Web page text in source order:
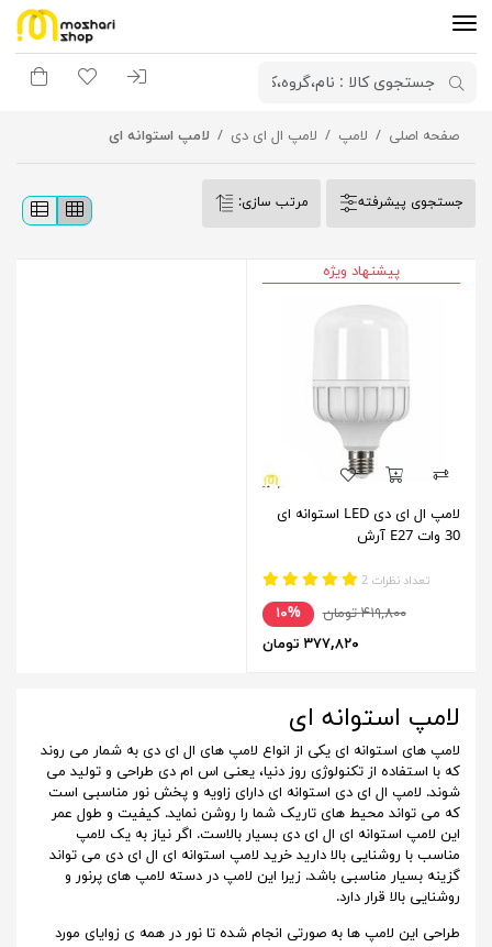
ورود به سیستم
لیست موردسبد
صفحه اصلی لامپ لامپ ال ای دی لامپ استوانه ای
جستجوی پیشرفته مرتب سازی:
پیشنهاد ویژه
لامپ ال ای دی LED استوانه ای
30 وات E27 آرش
تعداد نظرات 2
۴۱۹,۸۰۰ تومان
۱۰%
۳۷۷,۸۲۰ تومان
لامپ استوانه ای
لامپ های استوانه ای یکی از انواع لامپ های ال ای دی به شمار می روند
که با استفاده از تکنولوژی روز دنیا، یعنی اس ام دی طراحی و تولید می
شوند. لامپ ال ای دی استوانه ای دارای زاویه و پخش نور مناسبی است
که می تواند محیط های تاریک شما را روشن نماید. کیفیت و طول عمر
این لامپ استوانه ای ال ای دی بسیار بالاست. اگر نیاز به یک لامپ
مناسب با روشنایی بالا دارید خرید لامپ استوانه ای ال ای دی می تواند
گزینه بسیار مناسبی باشد. زیرا این لامپ در دسته لامپ های پرنور و
روشنایی بالا قرار دارد.
طراحی این لامپ ها به صورتی انجام شده تا نور در همه ی زوایای مورد